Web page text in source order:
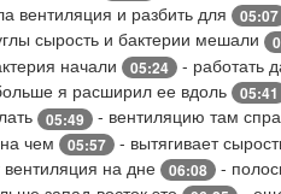
вентиляция и разбить для 05:07
сырость и бактерии мешали
начали 05:24 - работать
я расширил ее вдоль 05:41
05:49 - вентиляцию там
чем 05:57 - вытягивает
на дне 06:08 -